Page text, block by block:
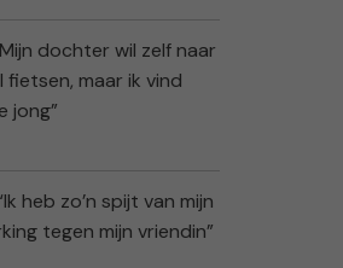
dochter wil zelf naar
fietsen, maar ik vind
jong”
heb zo’n spijt van mijn
tegen mijn vriendin”